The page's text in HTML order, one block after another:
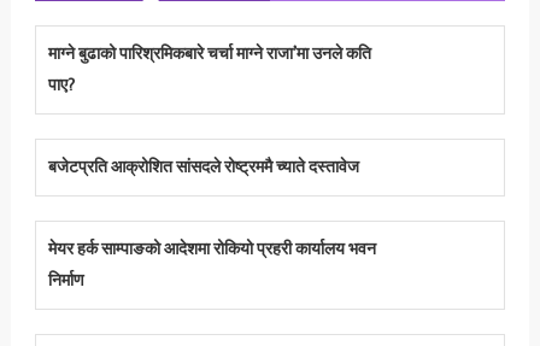
माग्ने बुढाको पारिश्रमिकबारे चर्चा माग्ने राजा’मा उनले कति
पाए?
बजेटप्रति आक्रोशित सांसदले रोष्ट्रममै च्याते दस्तावेज
मेयर हर्क साम्पाङको आदेशमा रोकियो प्रहरी कार्यालय भवन
निर्माण